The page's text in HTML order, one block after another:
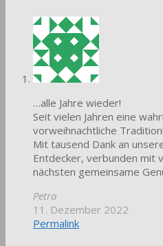
…alle Jahre wieder!
Seit vielen Jahren eine
vorweihnachtliche Tradition!
Mit tausend Dank an
Entdecker, verbunden mit
nächsten gemeinsame
Petra
11. Dezember 2022
Permalink